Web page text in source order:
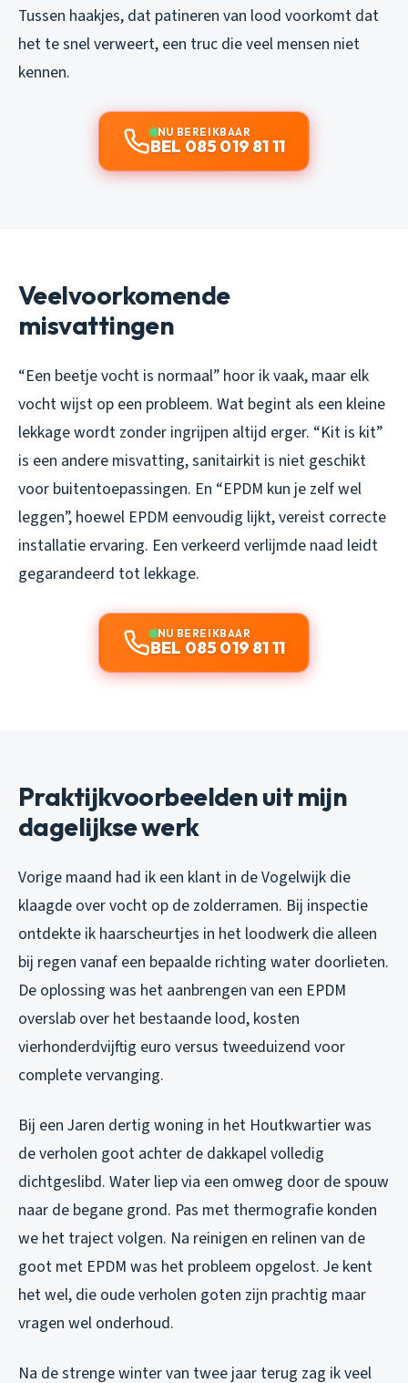
Tussen haakjes, dat patineren van lood voorkomt dat
het te snel verweert, een truc die veel mensen niet
kennen.
NU BEREIKBAAR
BEL 085 019 81 11
Veelvoorkomende
misvattingen
“Een beetje vocht is normaal” hoor ik vaak, maar elk
vocht wijst op een probleem. Wat begint als een kleine
lekkage wordt zonder ingrijpen altijd erger. “Kit is kit”
is een andere misvatting, sanitairkit is niet geschikt
voor buitentoepassingen. En “EPDM kun je zelf wel
leggen”, hoewel EPDM eenvoudig lijkt, vereist correcte
installatie ervaring. Een verkeerd verlijmde naad leidt
gegarandeerd tot lekkage.
NU BEREIKBAAR
BEL 085 019 81 11
Praktijkvoorbeelden uit mijn
dagelijkse werk
Vorige maand had ik een klant in de Vogelwijk die
klaagde over vocht op de zolderramen. Bij inspectie
ontdekte ik haarscheurtjes in het loodwerk die alleen
bij regen vanaf een bepaalde richting water doorlieten.
De oplossing was het aanbrengen van een EPDM
overslab over het bestaande lood, kosten
vierhonderdvijftig euro versus tweeduizend voor
complete vervanging.
Bij een Jaren dertig woning in het Houtkwartier was
de verholen goot achter de dakkapel volledig
dichtgeslibd. Water liep via een omweg door de spouw
naar de begane grond. Pas met thermografie konden
we het traject volgen. Na reinigen en relinen van de
goot met EPDM was het probleem opgelost. Je kent
het wel, die oude verholen goten zijn prachtig maar
vragen wel onderhoud.
Na de strenge winter van twee jaar terug zag ik veel